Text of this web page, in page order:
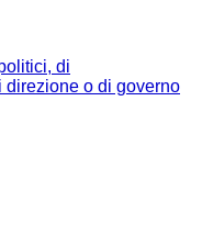
di
direzione o di governo